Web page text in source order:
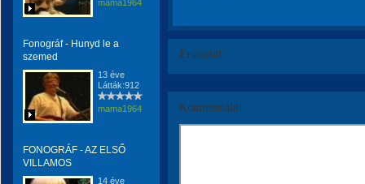
mama1964
Fonográf - Hunyd le a
szemed
13 éve
Látták:912
mama1964
FONOGRÁF - AZ ELSŐ
VILLAMOS
14 éve
Értékeld!
Kommentáld!